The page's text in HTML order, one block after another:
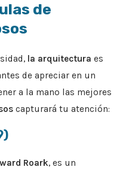
de
la arquitectura es
de apreciar en un
a la mano las mejores
capturará tu atención:
Roark, es un